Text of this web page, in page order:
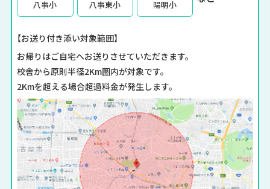
八事小 八事東小 陽明小
【お送り付き添い対象範囲】
お帰りはご自宅へお送りさせていただきます。
校舎から原則半径2Km圏内が対象です。
2Kmを超える場合超過料金が発生します。